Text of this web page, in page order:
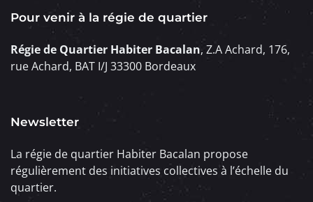
Pour venir à la régie de quartier
Régie de Quartier Habiter Bacalan, Z.A Achard, 176,
rue Achard, BAT I/J 33300 Bordeaux
Newsletter
La régie de quartier Habiter Bacalan propose
régulièrement des initiatives collectives à l’échelle du
quartier.